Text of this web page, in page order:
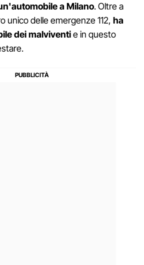
a Milano. Oltre a
unico delle emergenze 112, ha
dei malviventie in questo